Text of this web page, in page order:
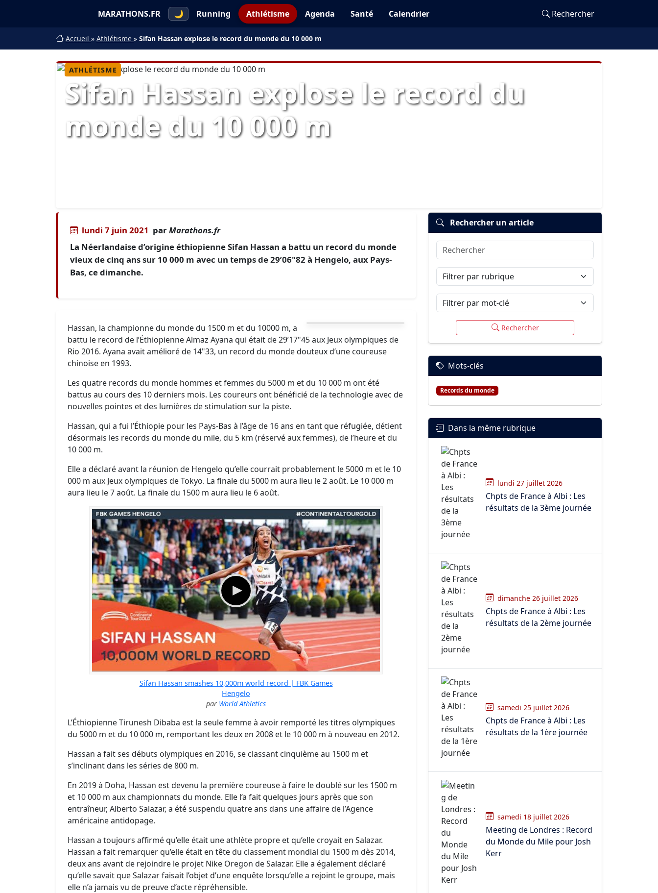
MARATHONS.FR 🌙 Running Athlétisme Agenda Santé Calendrier Rechercher
Accueil » Athlétisme » Sifan Hassan explose le record du monde du 10 000 m
ATHLÉTISME
Sifan Hassan explose le record du
monde du 10 000 m
lundi 7 juin 2021 parMarathons.fr
La Néerlandaise d’origine éthiopienne Sifan Hassan a battu un record du monde
vieux de cinq ans sur 10 000 m avec un temps de 29’06"82 à Hengelo, aux Pays-
Bas, ce dimanche.
Hassan, la championne du monde du 1500 m et du 10000 m, a
battu le record de l’Éthiopienne Almaz Ayana qui était de 29’17"45 aux Jeux olympiques de
Rio 2016. Ayana avait amélioré de 14"33, un record du monde douteux d’une coureuse
chinoise en 1993.
Les quatre records du monde hommes et femmes du 5000 m et du 10 000 m ont été
battus au cours des 10 derniers mois. Les coureurs ont bénéficié de la technologie avec de
nouvelles pointes et des lumières de stimulation sur la piste.
Hassan, qui a fui l’Éthiopie pour les Pays-Bas à l’âge de 16 ans en tant que réfugiée, détient
désormais les records du monde du mile, du 5 km (réservé aux femmes), de l’heure et du
10 000 m.
Elle a déclaré avant la réunion de Hengelo qu’elle courrait probablement le 5000 m et le 10
000 m aux Jeux olympiques de Tokyo. La finale du 5000 m aura lieu le 2 août. Le 10 000 m
aura lieu le 7 août. La finale du 1500 m aura lieu le 6 août.
Sifan Hassan smashes 10,000m world record | FBK Games
Hengelo
par World Athletics
L’Éthiopienne Tirunesh Dibaba est la seule femme à avoir remporté les titres olympiques
du 5000 m et du 10 000 m, remportant les deux en 2008 et le 10 000 m à nouveau en 2012.
Hassan a fait ses débuts olympiques en 2016, se classant cinquième au 1500 m et
s’inclinant dans les séries de 800 m.
En 2019 à Doha, Hassan est devenu la première coureuse à faire le doublé sur les 1500 m
et 10 000 m aux championnats du monde. Elle l’a fait quelques jours après que son
entraîneur, Alberto Salazar, a été suspendu quatre ans dans une affaire de l’Agence
américaine antidopage.
Hassan a toujours affirmé qu’elle était une athlète propre et qu’elle croyait en Salazar.
Hassan a fait remarquer qu’elle était en tête du classement mondial du 1500 m dès 2014,
deux ans avant de rejoindre le projet Nike Oregon de Salazar. Elle a également déclaré
qu’elle savait que Salazar faisait l’objet d’une enquête lorsqu’elle a rejoint le groupe, mais
elle n’a jamais vu de preuve d’acte répréhensible.
Rechercher un article
Rechercher
Filtrer par rubrique
Filtrer par mot-clé
Rechercher
Mots-clés
Records du monde
Dans la même rubrique
lundi 27 juillet 2026
Chpts de France à Albi : Les
résultats de la 3ème journée
dimanche 26 juillet 2026
Chpts de France à Albi : Les
résultats de la 2ème journée
samedi 25 juillet 2026
Chpts de France à Albi : Les
résultats de la 1ère journée
samedi 18 juillet 2026
Meeting de Londres : Record
du Monde du Mile pour Josh
Kerr